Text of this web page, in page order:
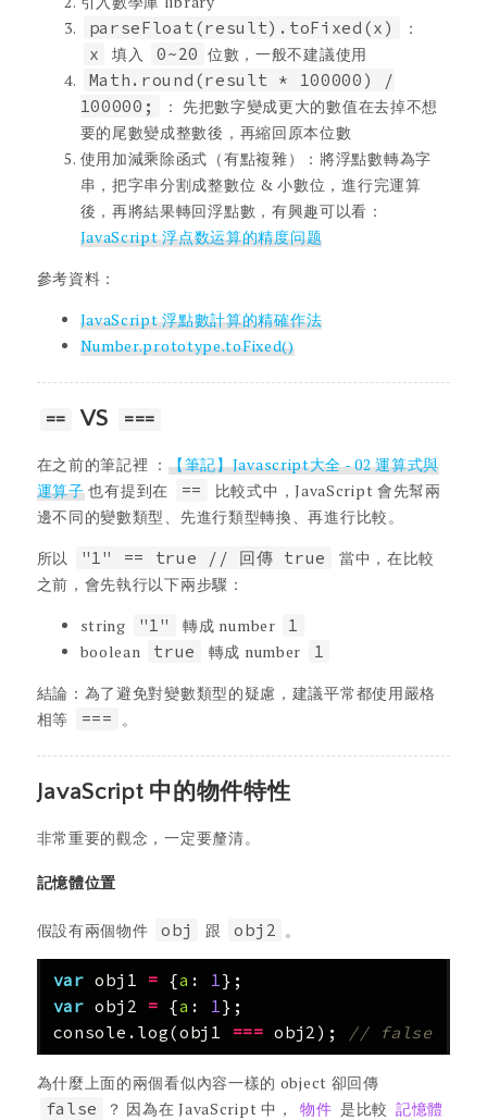
parseFloat(result).toFixed(x)
：
x
填入 0~20 位數，一般不建議使用
Math.round(result * 100000) /
100000;
： 先把數字變成更大的數值在去掉不想
要的尾數變成整數後，再縮回原本位數
使用加減乘除函式（有點複雜）：將浮點數轉為字
串，把字串分割成整數位 & 小數位，進行完運算
後，再將結果轉回浮點數，有興趣可以看：
JavaScript 浮点数运算的精度问题
參考資料：
JavaScript 浮點數計算的精確作法
Number​.prototype​.toFixed()
== VS ===
在之前的筆記裡 ： 【筆記】Javascript大全 - 02 運算式與
運算子也有提到在 ==
比較式中，JavaScript 會先幫兩
邊不同的變數類型、先進行類型轉換、再進行比較。
所以
"1" == true // 回傳 true
當中，在比較
之前，會先執行以下兩步驟：
string
"1" 轉成 number
1
boolean
true 轉成 number
1
結論：為了避免對變數類型的疑慮，建議平常都使用嚴格
相等
=== 。
JavaScript 中的物件特性
非常重要的觀念，一定要釐清。
記憶體位置
假設有兩個物件 obj 跟 obj2 。
var obj1 = {a : 1 };
var obj2 = {a : 1 };
console . log(obj1 === obj2 ); // false
為什麼上面的兩個看似內容一樣的 object 卻回傳
false
？ 因為在 JavaScript 中， 物件 是比較 記憶體